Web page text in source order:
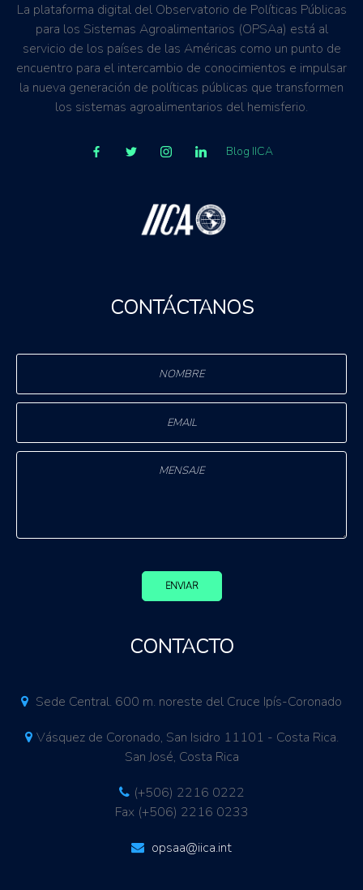
La plataforma digital del Observatorio de Políticas Públicas
para los Sistemas Agroalimentarios (OPSAa) está al
servicio de los países de las Américas como un punto de
encuentro para el intercambio de conocimientos e impulsar
la nueva generación de políticas públicas que transformen
los sistemas agroalimentarios del hemisferio.
Blog IICA
CONTÁCTANOS
ENVIAR
CONTACTO
Sede Central. 600 m. noreste del Cruce Ipís-Coronado
Vásquez de Coronado, San Isidro 11101 - Costa Rica.
San José, Costa Rica
(+506) 2216 0222
Fax (+506) 2216 0233
opsaa@iica.int